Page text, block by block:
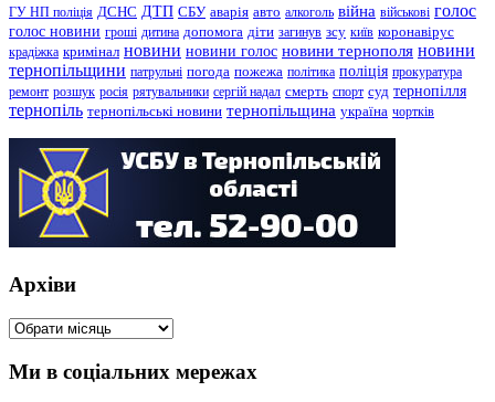
ГУ НП поліція ДСНС ДТП СБУ аварія авто алкоголь війна військові голос
голос новини гроші дитина допомога діти загинув зсу київ коронавірус
крадіжка кримінал новини новини голос новини тернополя новини
тернопільщини патрульні погода пожежа політика поліція прокуратура
ремонт розшук росія рятувальники сергій надал смерть спорт суд тернопілля
тернопіль тернопільські новини тернопільщина україна чортків
Архіви
Архіви
Ми в соціальних мережах